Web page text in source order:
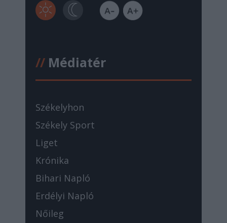
//Médiatér
Székelyhon
Székely Sport
Liget
Krónika
Bihari Napló
Erdélyi Napló
Nőileg